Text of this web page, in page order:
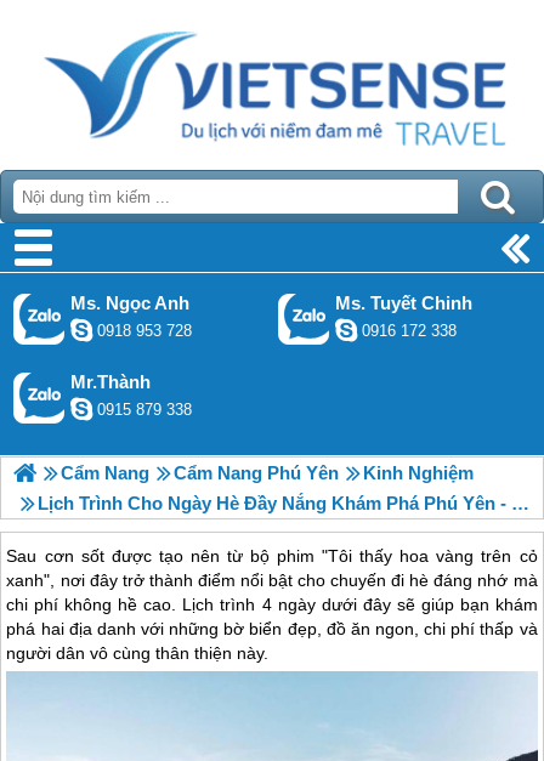
Ms. Ngọc Anh
0918 953 728
Ms. Tuyết Chinh
0916 172 338
Mr.Thành
0915 879 338
Cẩm Nang Cẩm Nang Phú Yên
Kinh Nghiệm
Lịch Trình Cho Ngày Hè Đầy Nắng Khám Phá Phú Yên - Quy Nhơn
Sau cơn sốt được tạo nên từ bộ phim "Tôi thấy hoa vàng trên cỏ
xanh", nơi đây trở thành điểm nổi bật cho chuyến đi hè đáng nhớ mà
chi phí không hề cao. Lịch trình 4 ngày dưới đây sẽ giúp bạn khám
phá hai địa danh với những bờ biển đẹp, đồ ăn ngon, chi phí thấp và
người dân vô cùng thân thiện này.